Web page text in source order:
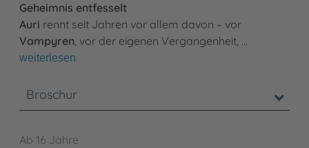
Geheimnis entfesselt
Auri rennt seit Jahren vor allem davon – vor
Vampyren, vor der eigenen Vergangenheit, …
weiterlesen
Broschur
Ab 16 Jahre